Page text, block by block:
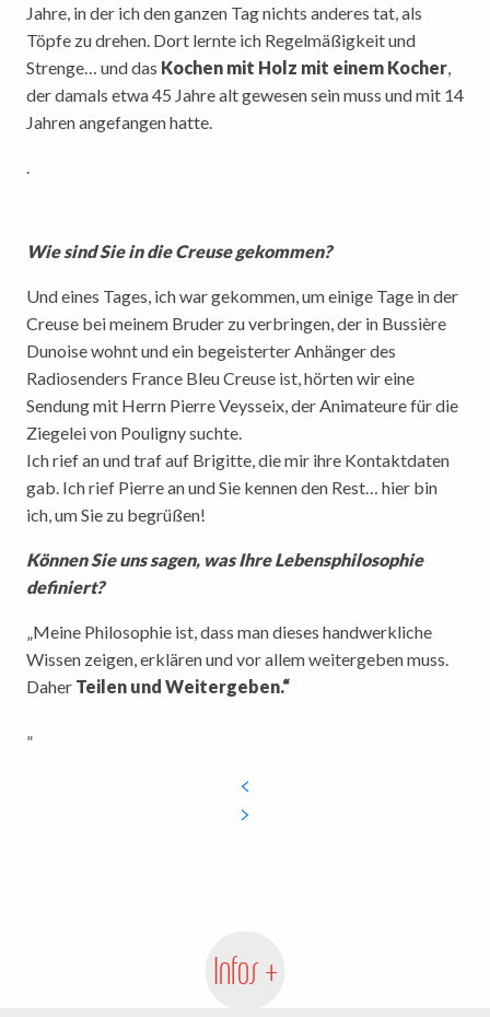
Jahre, in der ich den ganzen Tag nichts anderes tat, als
Töpfe zu drehen. Dort lernte ich Regelmäßigkeit und
Strenge… und das Kochen mit Holz mit einem Kocher,
der damals etwa 45 Jahre alt gewesen sein muss und mit 14
Jahren angefangen hatte.
.
Wie sind Sie in die Creuse gekommen?
Und eines Tages, ich war gekommen, um einige Tage in der
Creuse bei meinem Bruder zu verbringen, der in Bussière
Dunoise wohnt und ein begeisterter Anhänger des
Radiosenders France Bleu Creuse ist, hörten wir eine
Sendung mit Herrn Pierre Veysseix, der Animateure für die
Ziegelei von Pouligny suchte.
Ich rief an und traf auf Brigitte, die mir ihre Kontaktdaten
gab. Ich rief Pierre an und Sie kennen den Rest… hier bin
ich, um Sie zu begrüßen!
Können Sie uns sagen, was Ihre Lebensphilosophie
definiert?
„Meine Philosophie ist, dass man dieses handwerkliche
Wissen zeigen, erklären und vor allem weitergeben muss.
Daher Teilen und Weitergeben.“
„
Infos +